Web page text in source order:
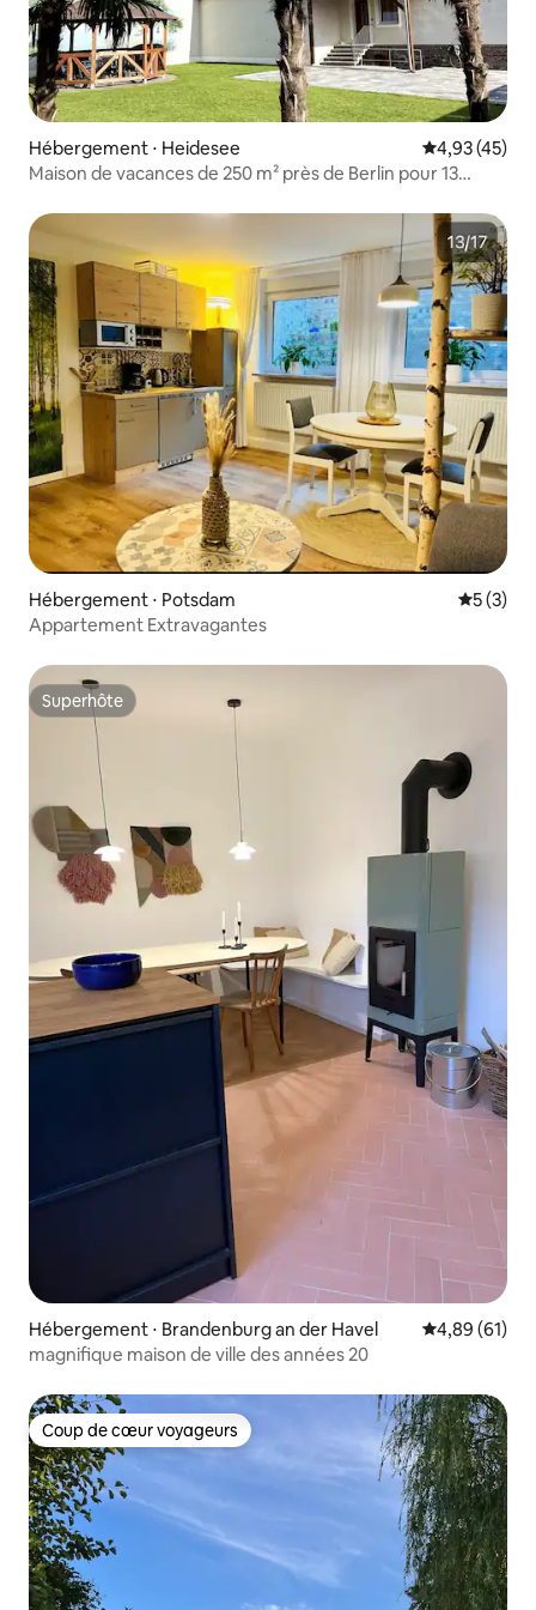
Hébergement ⋅ Heidesee Évaluation
4,93 (45)
Maison de vacances de 250 m² près de Berlin pour 13
Hébergement ⋅ Potsdam
5 (3)
Appartement Extravagantes
Superhôte
Superhôte
Hébergement ⋅ Brandenburg an der Havel Évaluation
4,89 (61)
magnifique maison de ville des années 20
Coup de cœur voyageurs
Coup de cœur voyageurs